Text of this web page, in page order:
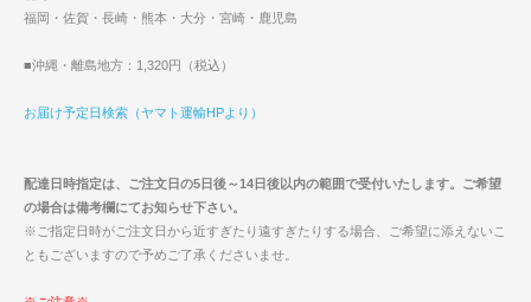
福岡・佐賀・長崎・熊本・大分・宮崎・鹿児島
■沖縄・離島地方：1,320円（税込）
お届け予定日検索（ヤマト運輸HPより）
配達日時指定は、ご注文日の5日後～14日後以内の範囲で受付いたします。ご希望
の場合は備考欄にてお知らせ下さい。
※ご指定日時がご注文日から近すぎたり遠すぎたりする場合、ご希望に添えないこ
ともございますので予めご了承くださいませ。